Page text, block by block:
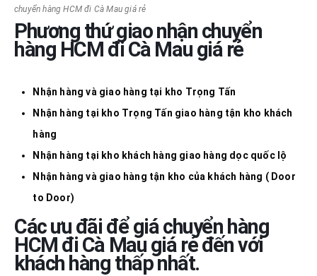
chuyển hàng HCM đi Cà Mau giá rẻ
Phương thứ giao nhận chuyển
hàng HCM điCà Mau giá rẻ
Nhận hàng và giao hàng tại kho Trọng Tấn
Nhận hàng tại kho Trọng Tấn giao hàng tận kho khách
hàng
Nhận hàng tại kho khách hàng giao hàng dọc quốc lộ
Nhận hàng và giao hàng tận kho của khách hàng ( Door
to Door)
Các ưu đãi để giá chuyển hàng
HCM đi Cà Mau giá rẻđến với
khách hàng thấp nhất.